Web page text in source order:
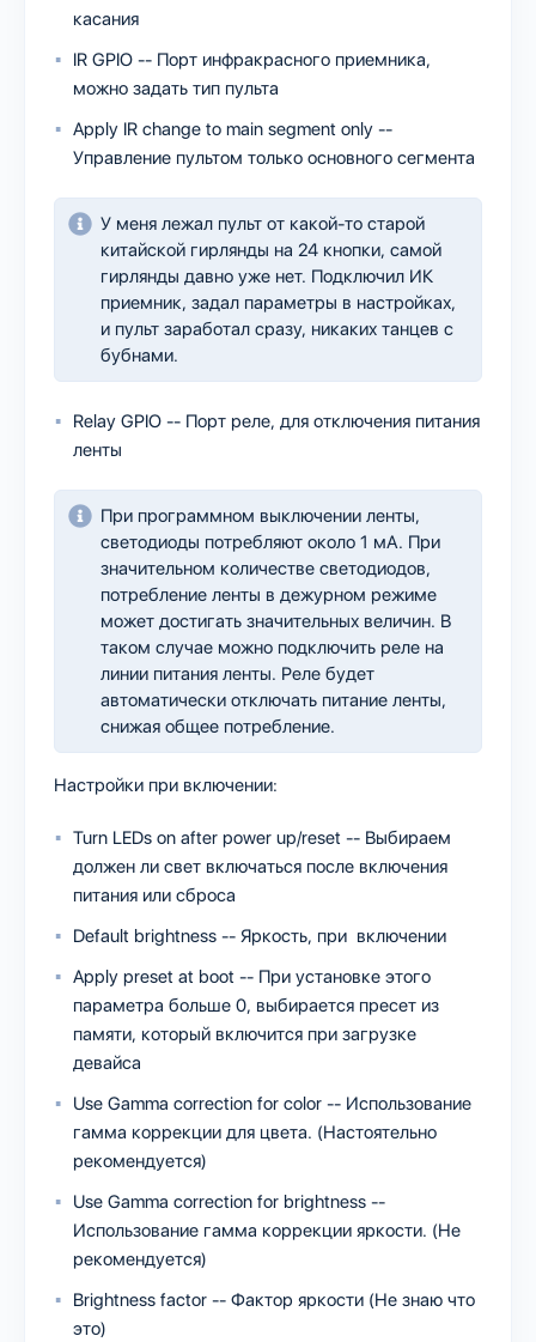
касания
IR GPIO -- Порт инфракрасного приемника,
можно задать тип пульта
Apply IR change to main segment only --
Управление пультом только основного сегмента
У меня лежал пульт от какой-то старой
китайской гирлянды на 24 кнопки, самой
гирлянды давно уже нет. Подключил ИК
приемник, задал параметры в настройках,
и пульт заработал сразу, никаких танцев с
бубнами.
Relay GPIO -- Порт реле, для отключения питания
ленты
При программном выключении ленты,
светодиоды потребляют около 1 мА. При
значительном количестве светодиодов,
потребление ленты в дежурном режиме
может достигать значительных величин. В
таком случае можно подключить реле на
линии питания ленты. Реле будет
автоматически отключать питание ленты,
снижая общее потребление.
Настройки при включении:
Turn LEDs on after power up/reset -- Выбираем
должен ли свет включаться после включения
питания или сброса
Default brightness -- Яркость, при включении
Apply preset at boot -- При установке этого
параметра больше 0, выбирается пресет из
памяти, который включится при загрузке
девайса
Use Gamma correction for color -- Использование
гамма коррекции для цвета. (Настоятельно
рекомендуется)
Use Gamma correction for brightness --
Использование гамма коррекции яркости. (Не
рекомендуется)
Brightness factor -- Фактор яркости (Не знаю что
это)